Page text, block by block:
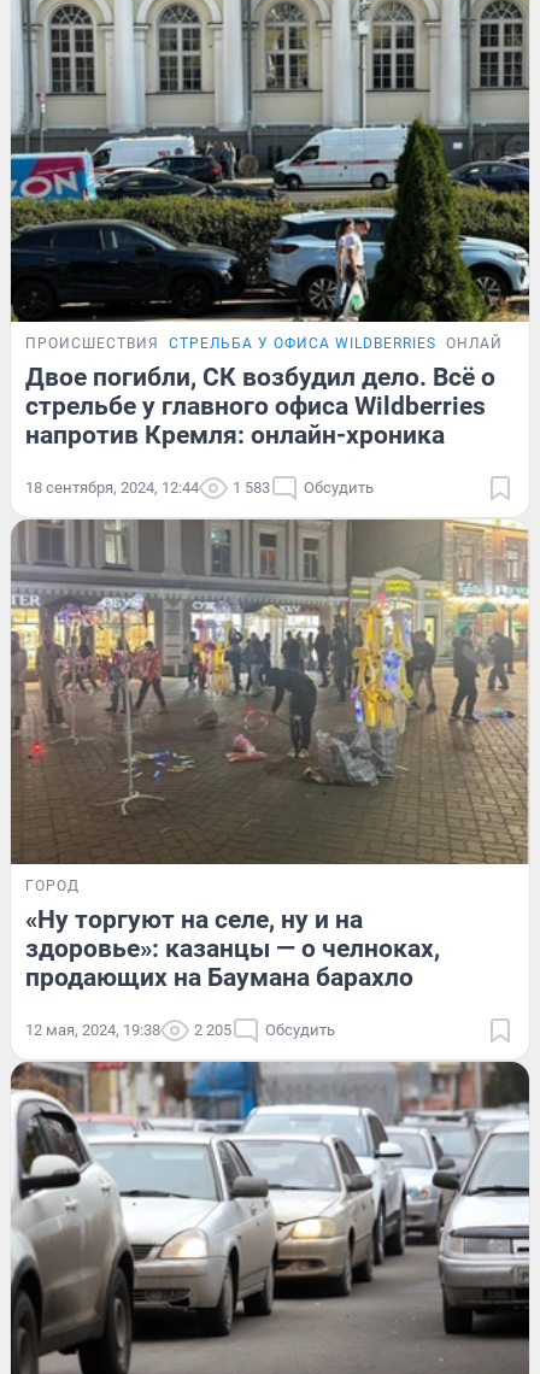
ПРОИСШЕСТВИЯ СТРЕЛЬБА У ОФИСА WILDBERRIES ОНЛАЙН-
Двое погибли, СК возбудил дело. Всё о
стрельбе у главного офиса Wildberries
напротив Кремля: онлайн-хроника
18 сентября, 2024, 12:44 1 583 Обсудить
ГОРОД
«Ну торгуют на селе, ну и на
здоровье»: казанцы — о челноках,
продающих на Баумана барахло
12 мая, 2024, 19:38 2 205 Обсудить